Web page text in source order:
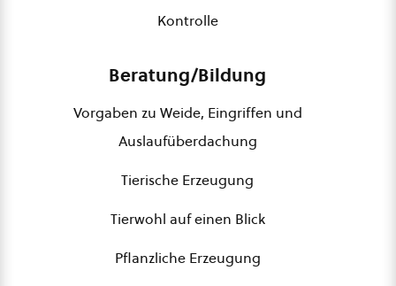
Kontrolle
Beratung/Bildung
Vorgaben zu Weide, Eingriffen und
Auslaufüberdachung
Tierische Erzeugung
Tierwohl auf einen Blick
Pflanzliche Erzeugung